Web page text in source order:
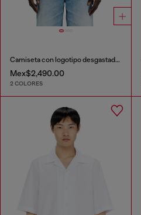
Camiseta con logotipo desgastado en relieve
Mex$2,490.00
2 COLORES